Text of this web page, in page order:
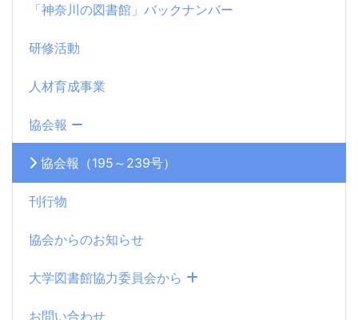
「神奈川の図書館」バックナンバー
研修活動
人材育成事業
協会報
協会報（195～239号）
刊行物
協会からのお知らせ
大学図書館協力委員会から
お問い合わせ